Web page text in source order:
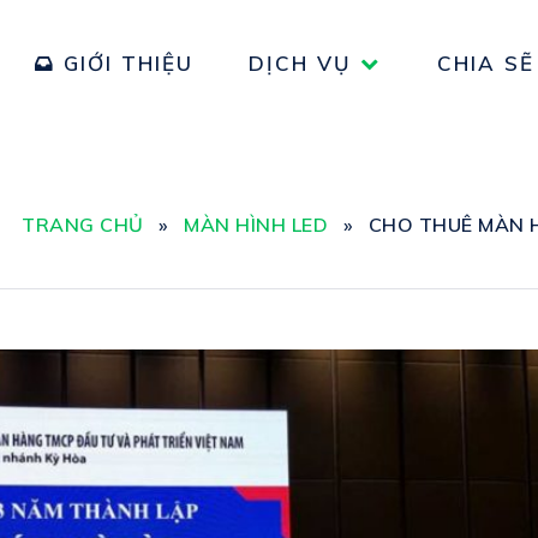
GIỚI THIỆU DỊCH VỤ CHIA
TRANG CHỦ » MÀN HÌNH LED » CHO THUÊ MÀN